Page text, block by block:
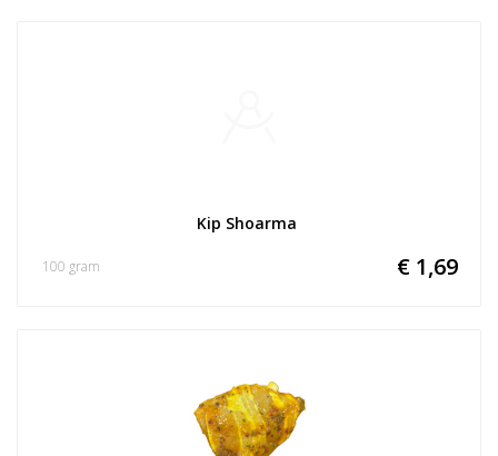
Kip Shoarma
€ 1,69
100 gram